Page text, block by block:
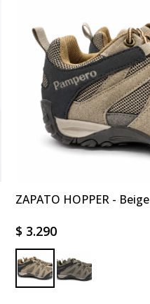
ZAPATO HOPPER - Beige
$ 3.290